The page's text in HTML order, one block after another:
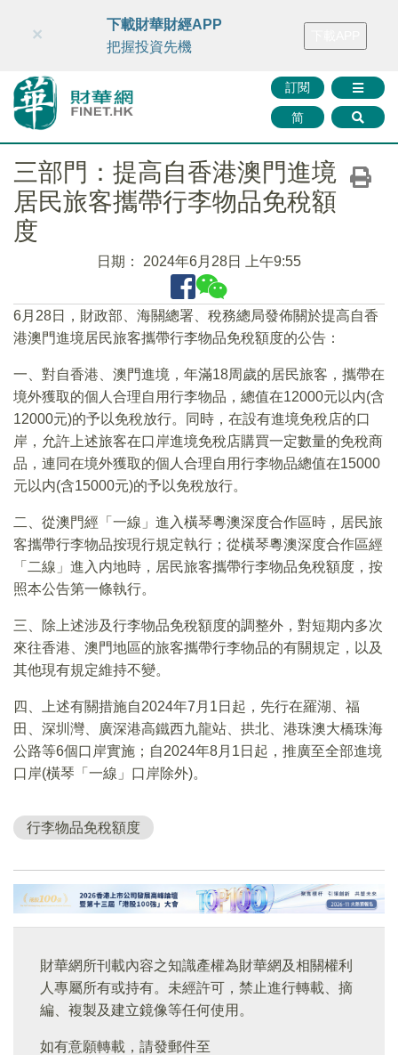
財華智庫網 FINTV FINMETA 財華證券 媒體矩陣
訂閱
简
×
下載財華財經APP
把握投資先機
三部門：提高自香港澳門進境
居民旅客攜帶行李物品免稅額
度
日期： 2024年6月28日 上午9:55
6月28日，財政部、海關總署、稅務總局發佈關於提高自香
港澳門進境居民旅客攜帶行李物品免稅額度的公告：
一、對自香港、澳門進境，年滿18周歲的居民旅客，攜帶在
境外獲取的個人合理自用行李物品，總值在12000元以内(含
12000元)的予以免稅放行。同時，在設有進境免稅店的口
岸，允許上述旅客在口岸進境免稅店購買一定數量的免稅商
品，連同在境外獲取的個人合理自用行李物品總值在15000
元以内(含15000元)的予以免稅放行。
二、從澳門經「一線」進入橫琴粵澳深度合作區時，居民旅
客攜帶行李物品按現行規定執行；從橫琴粵澳深度合作區經
「二線」進入内地時，居民旅客攜帶行李物品免稅額度，按
照本公告第一條執行。
三、除上述涉及行李物品免稅額度的調整外，對短期内多次
來往香港、澳門地區的旅客攜帶行李物品的有關規定，以及
其他現有規定維持不變。
四、上述有關措施自2024年7月1日起，先行在羅湖、福
田、深圳灣、廣深港高鐵西九龍站、拱北、港珠澳大橋珠海
公路等6個口岸實施；自2024年8月1日起，推廣至全部進境
口岸(橫琴「一線」口岸除外)。
行李物品免稅額度
財華網所刊載內容之知識產權為財華網及相關權利
人專屬所有或持有。未經許可，禁止進行轉載、摘
編、複製及建立鏡像等任何使用。
如有意願轉載，請發郵件至